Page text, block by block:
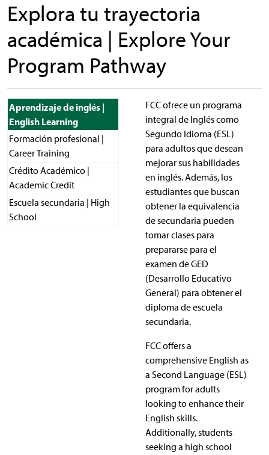
Explora tu trayectoria
académica | Explore Your
Program Pathway
Aprendizaje de inglés |
English Learning
Formación profesional |
Career Training
Crédito Académico |
Academic Credit
Escuela secundaria | High
School
FCC ofrece un programa
integral de Inglés como
Segundo Idioma (ESL)
para adultos que desean
mejorar sus habilidades
en inglés. Además, los
estudiantes que buscan
obtener la equivalencia
de secundaria pueden
tomar clases para
prepararse para el
examen de GED
(Desarrollo Educativo
General) para obtener el
diploma de escuela
secundaria.
FCC offers a
comprehensive English as
a Second Language (ESL)
program for adults
looking to enhance their
English skills.
Additionally, students
seeking a high school